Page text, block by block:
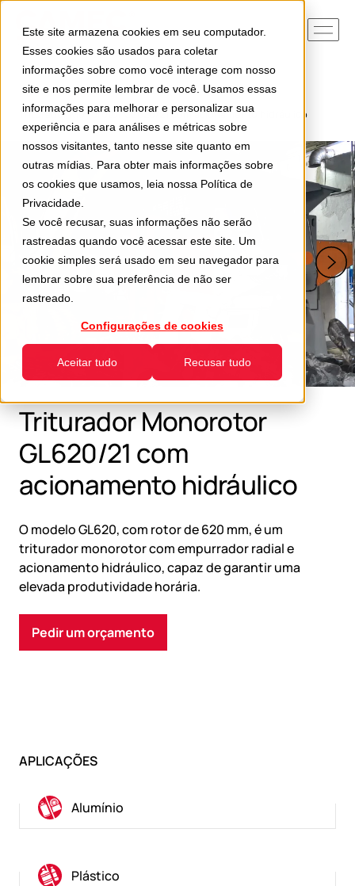
Este site armazena cookies em seu computador.
Esses cookies são usados para coletar
informações sobre como você interage com nosso
site e nos permite lembrar de você. Usamos essas
informações para melhorar e personalizar sua
experiência e para análises e métricas sobre
nossos visitantes, tanto nesse site quanto em
outras mídias. Para obter mais informações sobre
os cookies que usamos, leia nossa Política de
Privacidade
Se você recusar, suas informações não serão
rastreadas quando você acessar este site. Um
cookie simples será usado em seu navegador para
lembrar sobre sua preferência de não ser
rastreado.
Configurações de cookies
Aceitar tudo Recusar tudo
Home
Usada
Triturador Monorotor GL620/21 com acionamento hidráulico
Triturador Monorotor
GL620/21 com
acionamento hidráulico
O modelo GL620, com rotor de 620 mm, é um
triturador monorotor com empurrador radial e
acionamento hidráulico, capaz de garantir uma
elevada produtividade horária.
Pedir um orçamento
APLICAÇÕES
Alumínio
Plástico